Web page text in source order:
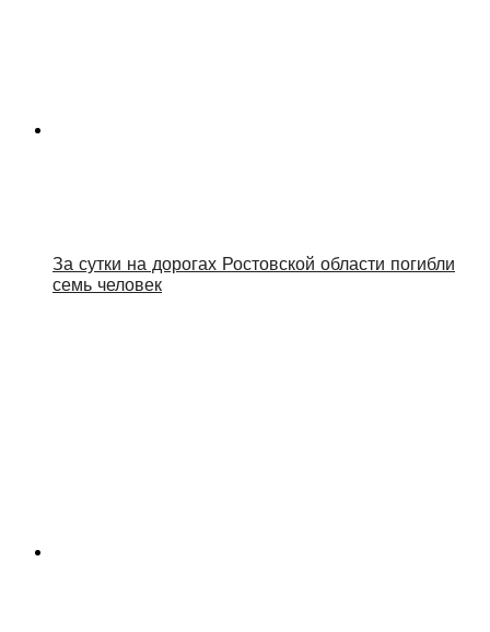
За сутки на дорогах Ростовской области погибли
семь человек